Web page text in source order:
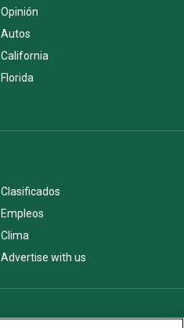
Opinión
Autos
California
Florida
Clasificados
Empleos
Clima
Advertise with us